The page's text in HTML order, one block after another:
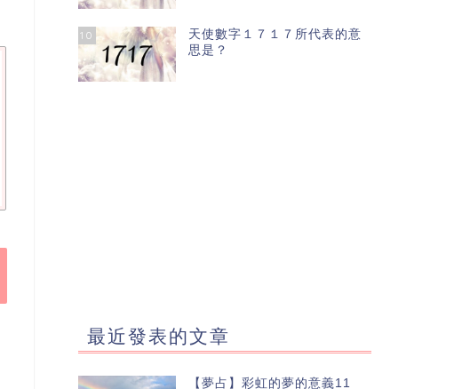
10
天使數字１７１７所代表的意
思是？
最近發表的文章
【夢占】彩虹的夢的意義11